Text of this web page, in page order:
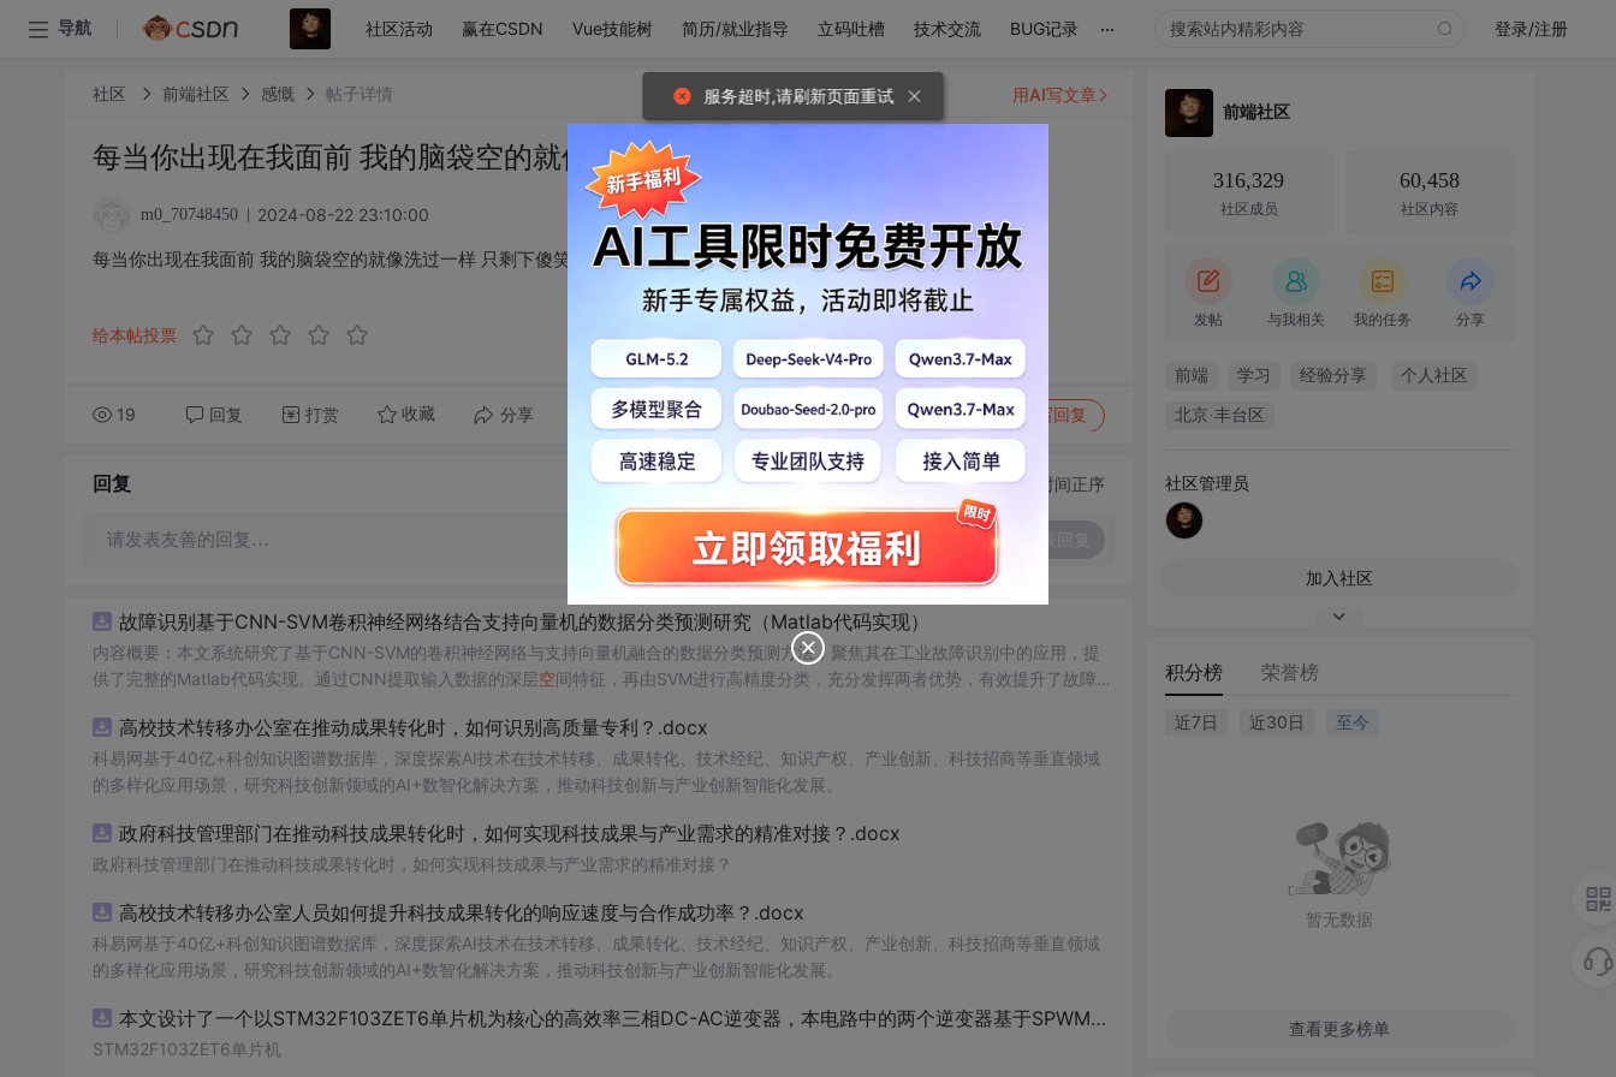
导航 社区活动 赢在CSDN Vue技能树 简历/就业指导 立码吐槽 技术交流 BUG记录 ... 登录/注册
社区 前端社区 感慨 帖子详情
每当你出现在我面前 我的脑袋空的就像洗过一样 只剩下傻笑
m0_70748450 2024-08-22 23:10:00
每当你出现在我面前 我的脑袋空的就像洗过一样 只剩下傻笑
给本帖投票
19 回复 打赏 收藏 分享 转发到动态 举报 写回复
用AI写文章
回复 切换为时间正序
请发表友善的回复…
故障识别基于CNN-SVM卷积神经网络结合支持向量机的数据分类预测研究（Matlab代码实现）
内容概要：本文系统研究了基于CNN-SVM的卷积神经网络与支持向量机融合的数据分类预测方法，聚焦其在工业故障识别中的应用，提
供了完整的Matlab代码实现。通过CNN提取输入数据的深层空间特征，再由SVM进行高精度分类，充分发挥两者优势，有效提升了故障识
断、轴承缺陷识别等场景中具有重要应用价值。文档还整合了机器学习、深度学习、图像处理、路径规划、电力系统优化等多个前沿科研
方向的技术资源，配套大量Matlab/Simulink仿真案例与Python代码，全面支持科研复现与工程实践。; 适合人群：具备一定编程基础，熟
练掌握Matlab或Python语言，从事电气工程、自动化、人工智能、机械故障诊断等相关领域研究的研发人员及高校研究生； 使用场景及
丰富算法案例开展科研复现、模型优化与系统仿真验证； 阅读建议：建议按照文档目录结构系统化学习，结合百度网盘提供的完整代码资
源进行动手实践，重点关注CNN特征提取层与SVM分类器之间的数据接口设计与参数调优策略，同时可延伸学习文中涉及的其他智能算法
高校技术转移办公室在推动成果转化时，如何识别高质量专利？.docx
科易网基于40亿+科创知识图谱数据库，深度探索AI技术在技术转移、成果转化、技术经纪、知识产权、产业创新、科技招商等垂直领域
的多样化应用场景，研究科技创新领域的AI+数智化解决方案，推动科技创新与产业创新智能化发展。
政府科技管理部门在推动科技成果转化时，如何实现科技成果与产业需求的精准对接？.docx
政府科技管理部门在推动科技成果转化时，如何实现科技成果与产业需求的精准对接？
高校技术转移办公室人员如何提升科技成果转化的响应速度与合作成功率？.docx
科易网基于40亿+科创知识图谱数据库，深度探索AI技术在技术转移、成果转化、技术经纪、知识产权、产业创新、科技招商等垂直领域
的多样化应用场景，研究科技创新领域的AI+数智化解决方案，推动科技创新与产业创新智能化发展。
本文设计了一个以STM32F103ZET6单片机为核心的高效率三相DC-AC逆变器，本电路中的两个逆变器基于SPWM脉冲宽度调制技术进行的设计 SPWM技术不仅能够实时、准确地实现变压变频控制要求
STM32F103ZET6单片机
前端社区
316,329
社区成员
60,458
社区内容
发帖 与我相关 我的任务 分享
前端 学习 经验分享 个人社区
北京·丰台区
社区管理员
加入社区
积分榜 荣誉榜
近7日 近30日 至今
暂无数据
查看更多榜单
服务超时,请刷新页面重试